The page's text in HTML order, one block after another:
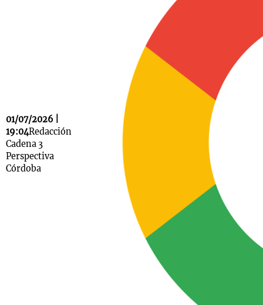
01/07/2026 |
19:04Redacción
Cadena 3
Perspectiva
Córdoba
Mundial 2026
La Sole en
Cadena 3